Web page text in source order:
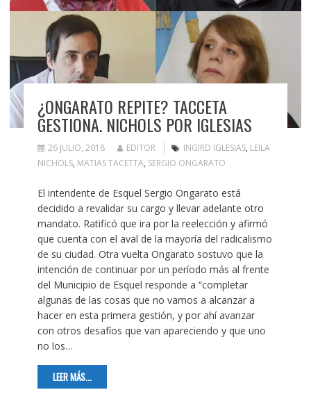
¿ONGARATO REPITE? TACCETA
GESTIONA. NICHOLS POR IGLESIAS
26 JULIO, 2018 EDITOR INGIRD IGLESIAS, LEILA
NICHOLS, MATIAS TACETTA, SERGIO ONGARATO
El intendente de Esquel Sergio Ongarato está
decidido a revalidar su cargo y llevar adelante otro
mandato. Ratificó que ira por la reelección y afirmó
que cuenta con el aval de la mayoría del radicalismo
de su ciudad. Otra vuelta Ongarato sostuvo que la
intención de continuar por un período más al frente
del Municipio de Esquel responde a “completar
algunas de las cosas que no vamos a alcanzar a
hacer en esta primera gestión, y por ahí avanzar
con otros desafíos que van apareciendo y que uno
no los…
LEER MÁS...